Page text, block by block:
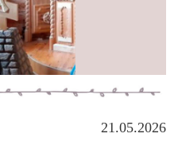
21.05.2026